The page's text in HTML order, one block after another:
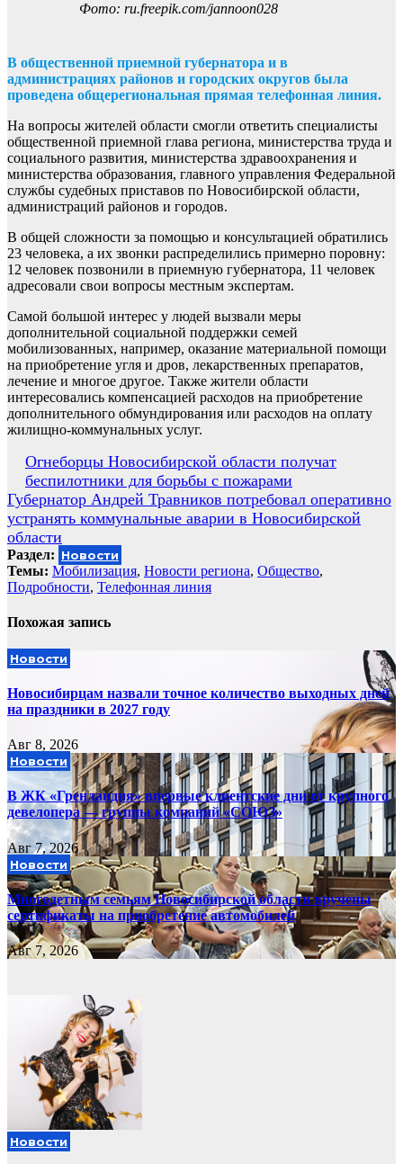
Фото: ru.freepik.com/jannoon028
В общественной приемной губернатора и в
администрациях районов и городских округов была
проведена общерегиональная прямая телефонная линия.
На вопросы жителей области смогли ответить специалисты
общественной приемной глава региона, министерства труда и
социального развития, министерства здравоохранения и
министерства образования, главного управления Федеральной
службы судебных приставов по Новосибирской области,
администраций районов и городов.
В общей сложности за помощью и консультацией обратились
23 человека, а их звонки распределились примерно поровну:
12 человек позвонили в приемную губернатора, 11 человек
адресовали свои вопросы местным экспертам.
Самой большой интерес у людей вызвали меры
дополнительной социальной поддержки семей
мобилизованных, например, оказание материальной помощи
на приобретение угля и дров, лекарственных препаратов,
лечение и многое другое. Также жители области
интересовались компенсацией расходов на приобретение
дополнительного обмундирования или расходов на оплату
жилищно-коммунальных услуг.
Навигация
по
записям
Огнеборцы Новосибирской области получат
беспилотники для борьбы с пожарами
Губернатор Андрей Травников потребовал оперативно
устранять коммунальные аварии в Новосибирской
области
Раздел: Новости
Темы: Мобилизация, Новости региона, Общество,
Подробности, Телефонная линия
Похожая запись
Новости
Новосибирцам назвали точное количество выходных дней
на праздники в 2027 году
Авг 8, 2026
Новости
В ЖК «Гренландия» впервые клиентские дни от крупного
девелопера — группы компаний «СОЮЗ»
Авг 7, 2026
Новости
Многодетным семьям Новосибирской области вручены
сертификаты на приобретение автомобилей
Авг 7, 2026
Новости